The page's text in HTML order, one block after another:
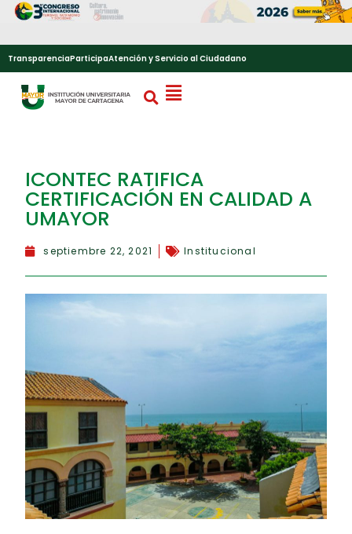
TransparenciaParticipaAtención y Servicio al Ciudadano
ICONTEC RATIFICA
CERTIFICACIÓN EN CALIDAD A
UMAYOR
septiembre 22, 2021 Institucional